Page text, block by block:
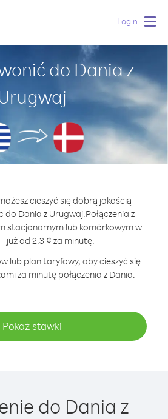
Login
do Dania z
cieszyć się dobrą jakością
do Dania z Urugwaj.Połączenia z
stacjonarnym lub komórkowym w
już od 2.3 ¢ za minutę.
lub plan taryfowy, aby cieszyć się
za minutę połączenia z Dania.
Pokaż stawki
do Dania z